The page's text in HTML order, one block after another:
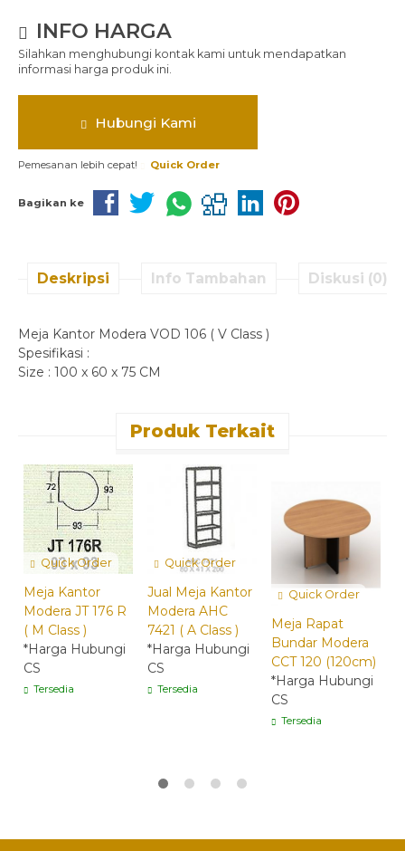
INFO HARGA
Silahkan menghubungi kontak kami untuk mendapatkan
informasi harga produk ini.
Hubungi Kami
Pemesanan lebih cepat! Quick Order
Bagikan ke
Deskripsi Info Tambahan Diskusi (0)
Meja Kantor Modera VOD 106 ( V Class )
Spesifikasi :
Size : 100 x 60 x 75 CM
Produk Terkait
Quick Order
Meja Kantor
Modera JT 176 R
( M Class )
*Harga Hubungi
CS
Tersedia
Quick Order
Jual Meja Kantor
Modera AHC
7421 ( A Class )
*Harga Hubungi
CS
Tersedia
Quick Order
Meja Rapat
Bundar Modera
CCT 120 (120cm)
*Harga Hubungi
CS
Tersedia